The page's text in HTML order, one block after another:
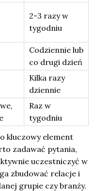
2-3 razy w
tygodniu
Codziennie lub
co drugi dzień
Kilka razy
dziennie
Raz w
tygodniu
kluczowy element
zadawać pytania,
uczestniczyć w
zbudować relacje i
grupie czy branży.